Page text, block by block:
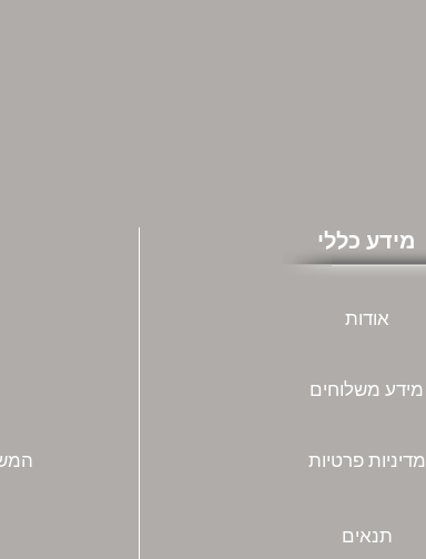
מידע כללי
אודות
מידע משלוחים
מדיניות פרטיות
תנאים